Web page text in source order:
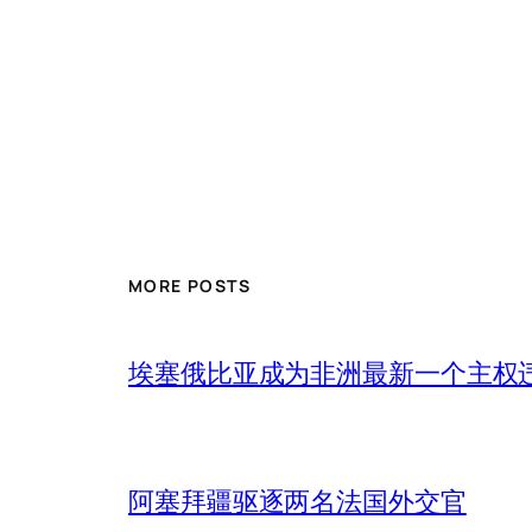
MORE POSTS
埃塞俄比亚成为非洲最新一个主权
阿塞拜疆驱逐两名法国外交官